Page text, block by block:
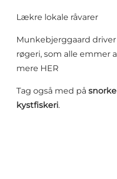
Lækre lokale råvarer
Munkebjerggaard
røgeri, som alle emmer
mere HER
Tag også med på
kystfiskeri.